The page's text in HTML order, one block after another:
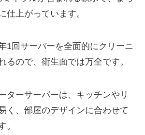
仕上がっています。
1回サーバーを全面的にクリーニ
るので、衛生面では万全です。
ターサーバーは、キッチンやリ
く、部屋のデザインに合わせて
。